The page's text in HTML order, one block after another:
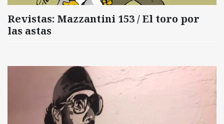
Revistas: Mazzantini 153 / El toro por
las astas